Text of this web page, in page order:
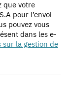
que votre
pour l’envoi
pouvez vous
dans les e-
sur la gestion de